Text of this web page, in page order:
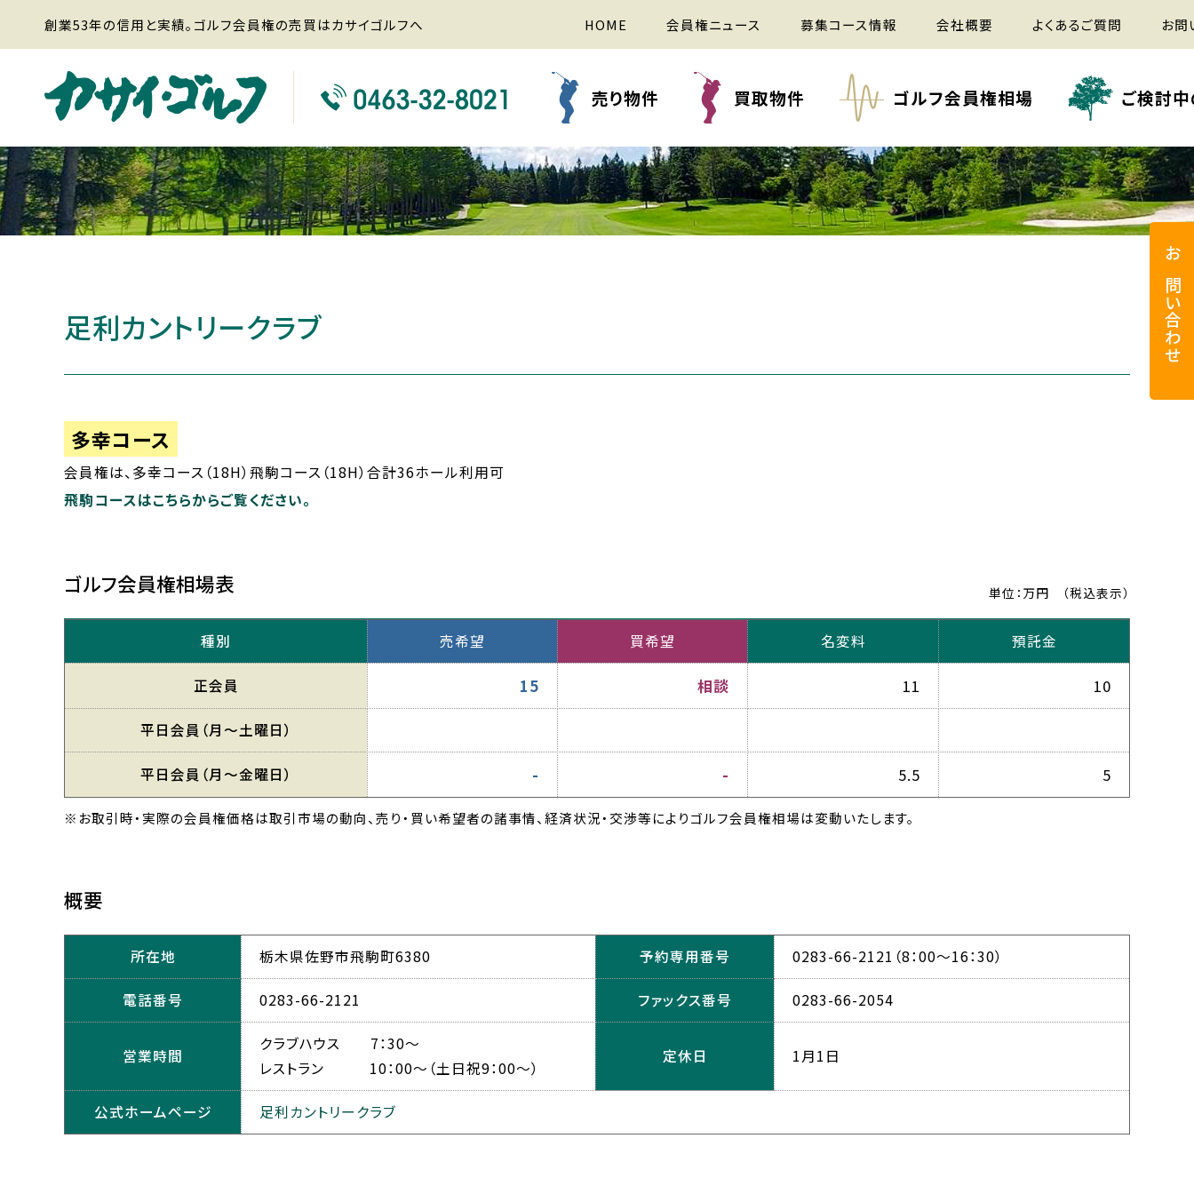
創業53年の信用と実績。ゴルフ会員権の売買はカサイゴルフへ HOME 会員権ニュース 募集コース情報 会社概要 よくあるご質問 お問
売り物件 買取物件 ゴルフ会員権相場 ご検討
足利カントリークラブ
多幸コース
会員権は、多幸コース（18H）飛駒コース（18H）合計36ホール利用可
飛駒コースはこちらからご覧ください。
ゴルフ会員権相場表 単位：万円 （税込表示）
種別 売希望 買希望 名変料 預託金
正会員 15 相談 11 10
平日会員 （月〜土曜日）
平日会員 （月〜金曜日） - - 5.5 5
※お取引時・実際の会員権価格は取引市場の動向、売り・買い希望者の諸事情、経済状況・交渉等によりゴルフ会員権相場は変動いたします。
概要
所在地 栃木県佐野市飛駒町6380 予約専用番号 0283-66-2121（8：00～16：30）
電話番号 0283-66-2121 ファックス番号 0283-66-2054
営業時間
クラブハウス 7：30～
レストラン 10：00～（土日祝9：00～）
定休日 1月1日
公式ホームページ 足利カントリークラブ
お問い合わせ